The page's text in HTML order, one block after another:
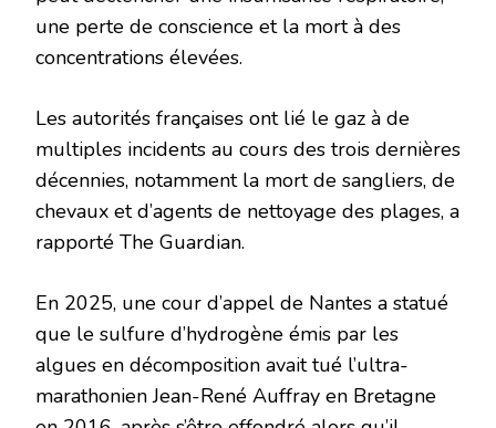
une perte de conscience et la mort à des
concentrations élevées.
Les autorités françaises ont lié le gaz à de
multiples incidents au cours des trois dernières
décennies, notamment la mort de sangliers, de
chevaux et d’agents de nettoyage des plages, a
rapporté The Guardian.
En 2025, une cour d’appel de Nantes a statué
que le sulfure d’hydrogène émis par les
algues en décomposition avait tué l’ultra-
marathonien Jean-René Auffray en Bretagne